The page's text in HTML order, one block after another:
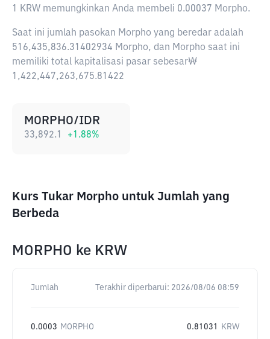
1 KRW memungkinkan Anda membeli 0.00037 Morpho.
Saat ini jumlah pasokan Morpho yang beredar adalah
516,435,836.31402934 Morpho, dan Morpho saat ini
memiliki total kapitalisasi pasar sebesar₩
1,422,447,263,675.81422
MORPHO/IDR
33,892.1 +1.88%
Kurs Tukar Morpho untuk Jumlah yang
Berbeda
MORPHO ke KRW
Jumlah Terakhir diperbarui: 2026/08/06 08:59
0.0003 MORPHO 0.81031 KRW